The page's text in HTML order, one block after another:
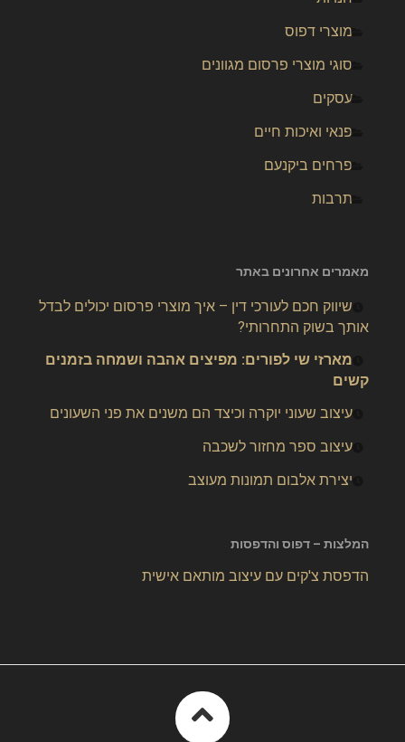
מוצרי דפוס
סוגי מוצרי פרסום מגוונים
עסקים
פנאי ואיכות חיים
פרחים ביקנעם
תרבות
מאמרים אחרונים באתר
שיווק חכם לעורכי דין – איך מוצרי פרסום יכולים לבדל
אותך בשוק התחרותי?
מארזי שי לפורים: מפיצים אהבה ושמחה בזמנים
קשים
עיצוב שעוני יוקרה וכיצד הם משנים את פני השעונים
עיצוב ספר מחזור לשכבה
יצירת אלבום תמונות מעוצב
המלצות – דפוס והדפסות
הדפסת צ'קים עם עיצוב מותאם אישית